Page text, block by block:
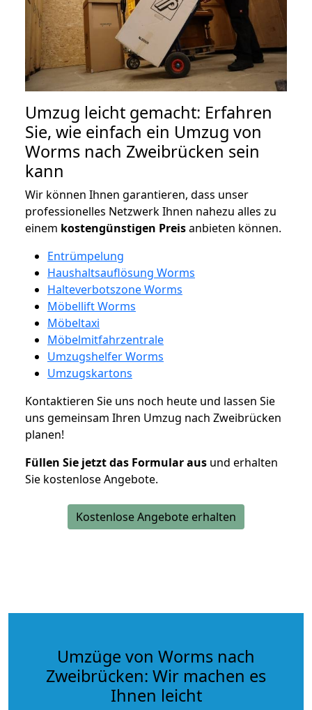
Umzug leicht gemacht: Erfahren
Sie, wie einfach ein Umzug von
Worms nach Zweibrücken sein
kann
Wir können Ihnen garantieren, dass unser
professionelles Netzwerk Ihnen nahezu alles zu
einem kostengünstigen Preisanbieten können.
Entrümpelung
Haushaltsauflösung Worms
Halteverbotszone Worms
Möbellift Worms
Möbeltaxi
Möbelmitfahrzentrale
Umzugshelfer Worms
Umzugskartons
Kontaktieren Sie uns noch heute und lassen Sie
uns gemeinsam Ihren Umzug nach Zweibrücken
planen!
Füllen Sie jetzt das Formular aus und erhalten
Sie kostenlose Angebote.
Kostenlose Angebote erhalten
Umzüge von Worms nach
Zweibrücken: Wir machen es
Ihnen leicht